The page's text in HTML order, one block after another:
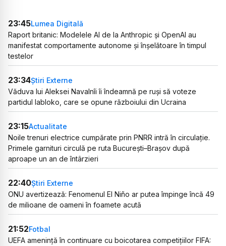
23:45Lumea Digitală
Raport britanic: Modelele AI de la Anthropic și OpenAI au
manifestat comportamente autonome și înșelătoare în timpul
testelor
23:34Știri Externe
Văduva lui Aleksei Navalnîi îi îndeamnă pe ruși să voteze
partidul Iabloko, care se opune războiului din Ucraina
23:15Actualitate
Noile trenuri electrice cumpărate prin PNRR intră în circulație.
Primele garnituri circulă pe ruta București–Brașov după
aproape un an de întârzieri
22:40Știri Externe
ONU avertizează: Fenomenul El Niño ar putea împinge încă 49
de milioane de oameni în foamete acută
21:52Fotbal
UEFA amenință în continuare cu boicotarea competițiilor FIFA: